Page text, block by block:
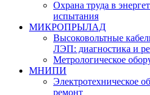
Охрана труда в
испытания
МИКРОПРЫЛАД
Высоковольтные
ЛЭП: диагностика и
Метрологическое
МНИПИ
Электротехническое
ремонт